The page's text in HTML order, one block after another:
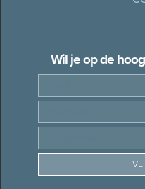
Wil je op de